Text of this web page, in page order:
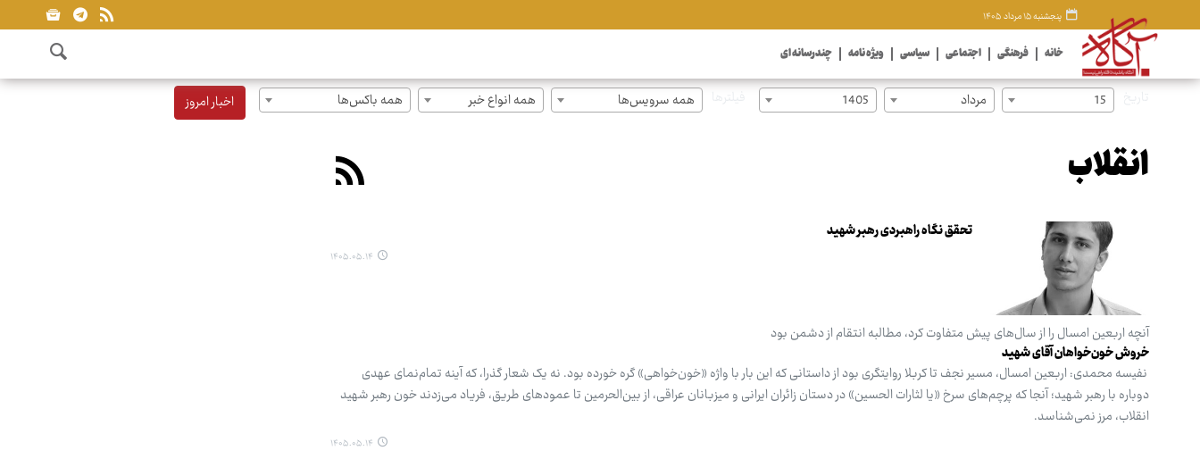
پنجشنبه ۱۵ مرداد ۱۴۰۵
خانه فرهنگی اجتماعی سیاسی ویژه نامه چندرسانه ای
15 مرداد 1405 همه سرویس‌ها همه انواع خبر همه باکس‌ها اخبار امروز
انقلاب
تحقق نگاه راهبردی رهبر شهید
۱۴۰۵.۰۵.۱۴
آنچه اربعین امسال را از سال‌های پیش متفاوت ‌کرد، مطالبه انتقام از دشمن بود
خروش خون‌خواهان آقای شهید
نفیسه محمدی: اربعین امسال، مسیر نجف تا کربلا روایتگری بود از داستانی که این بار با واژه «خون‌خواهی» گره خورده بود. نه یک شعار گذرا، که آینه تمام‌نمای عهدی
دوباره با رهبر شهید؛ آنجا که پرچم‌های سرخ «یا لثارات الحسین» در دستان زائران ایرانی و میزبانان عراقی، از بین‌الحرمین تا عمودهای طریق، فریاد می‌زدند خون رهبر شهید
انقلاب، مرز نمی‌شناسد.
۱۴۰۵.۰۵.۱۴